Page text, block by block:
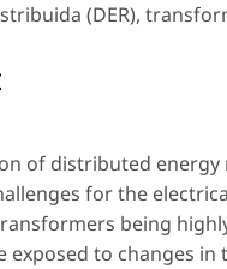
(DER),
of distributed energy
for the
being
exposed to changes in